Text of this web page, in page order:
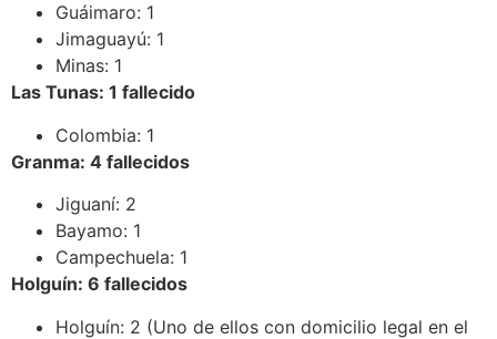
Guáimaro: 1
Jimaguayú: 1
Minas: 1
Las Tunas: 1 fallecido
Colombia: 1
Granma: 4 fallecidos
Jiguaní: 2
Bayamo: 1
Campechuela: 1
Holguín: 6 fallecidos
Holguín: 2 (Uno de ellos con domicilio legal en el